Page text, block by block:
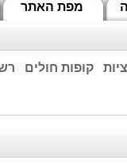
מפת האתר
קופות חולים